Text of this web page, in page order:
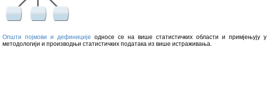
Општи појмови и дефиниције односе се на више статистичких области и примјењују у
методологији и производњи статистичких података из више истраживања.